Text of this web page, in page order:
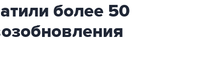
более 50